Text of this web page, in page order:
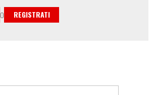
O
REGISTRATI